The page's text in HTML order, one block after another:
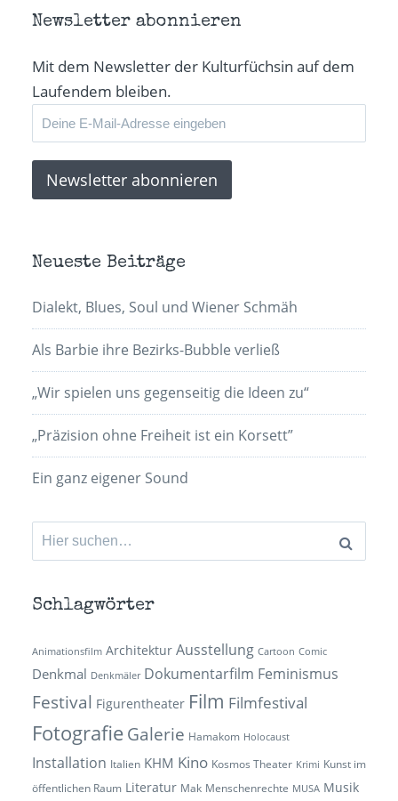
in
neuem
Newsletter abonnieren
Mit dem Newsletter der Kulturfüchsin auf dem
Laufendem bleiben.
Neueste Beiträge
Dialekt, Blues, Soul und Wiener Schmäh
Als Barbie ihre Bezirks-Bubble verließ
„Wir spielen uns gegenseitig die Ideen zu“
„Präzision ohne Freiheit ist ein Korsett”
Ein ganz eigener Sound
Suchen
nach:
Schlagwörter
Animationsfilm Architektur Ausstellung Cartoon Comic
Denkmal Denkmäler Dokumentarfilm Feminismus
Festival Figurentheater Film Filmfestival
Fotografie Galerie Hamakom Holocaust
Installation Italien KHM Kino Kosmos Theater Krimi Kunst im
öffentlichen Raum Literatur Mak Menschenrechte MUSA Musik